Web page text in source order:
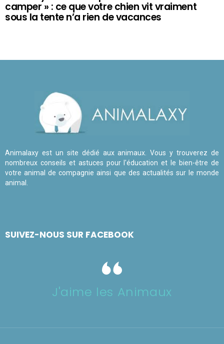
camper » : ce que votre chien vit vraiment
sous la tente n’a rien de vacances
Animalaxy est un site dédié aux animaux. Vous y trouverez de
nombreux conseils et astuces pour l'éducation et le bien-être de
votre animal de compagnie ainsi que des actualités sur le monde
animal.
SUIVEZ-NOUS SUR FACEBOOK
J'aime les Animaux